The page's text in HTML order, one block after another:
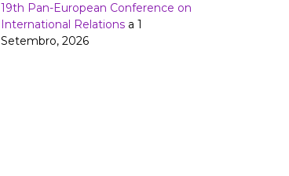
19th Pan-European Conference on
International Relations a 1
Setembro, 2026